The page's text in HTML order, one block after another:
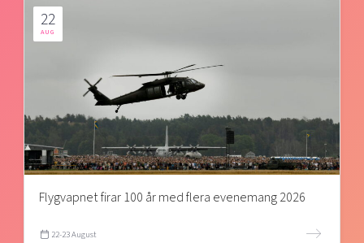
22
AUG
Flygvapnet firar 100 år med flera evenemang 2026
22-23 August